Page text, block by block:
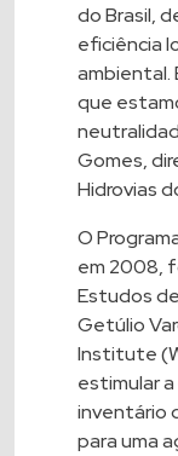
do Brasil,
eficiência
ambiental.
que
Gomes,
Hidrovias
O
em 2008,
Estudos
Getúlio
Institute
estimular
inventário
para uma